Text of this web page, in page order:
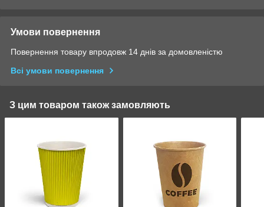
Умови повернення
Повернення товару впродовж 14 днів за домовленістю
Всі умови повернення
З цим товаром також замовляють